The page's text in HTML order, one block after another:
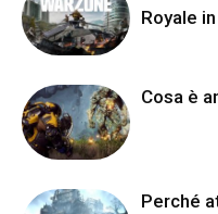
Royale
Cosa è
Perché